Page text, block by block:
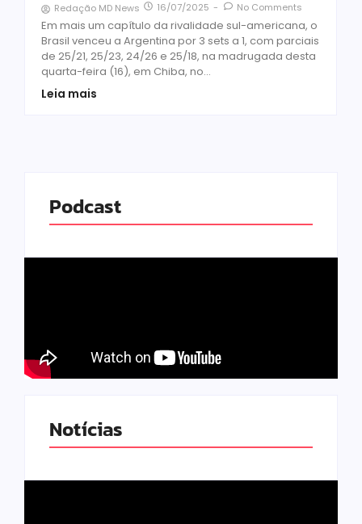
Redação MD News 16/07/2025 - No Comments
Em mais um capítulo da rivalidade sul-americana, o
Brasil venceu a Argentina por 3 sets a 1, com parciais
de 25/21, 25/23, 24/26 e 25/18, na madrugada desta
quarta-feira (16), em Chiba, no...
Leia mais
Podcast
Notícias